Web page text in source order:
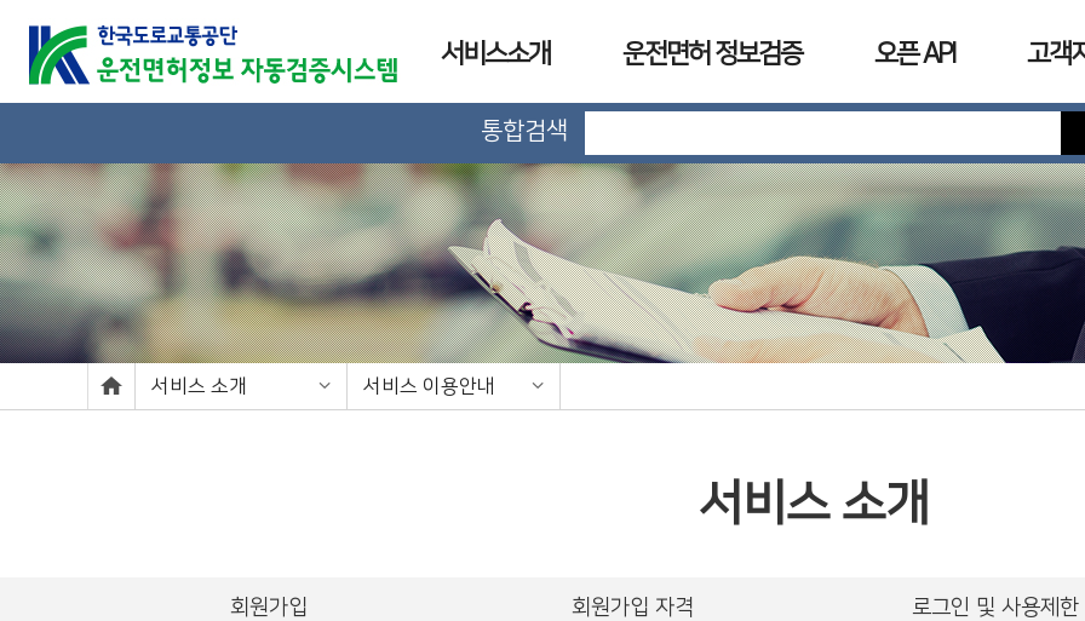
서비스소개 운전면허 정보검증 오픈 API 고객
통합검색
서비스 소개 서비스 이용안내
서비스 소개
회원가입 회원가입 자격 로그인 및 사용제한